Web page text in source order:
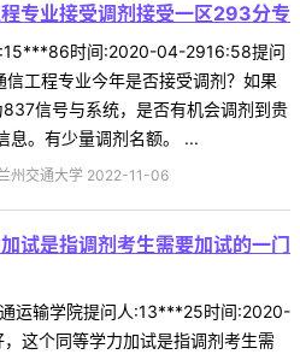
专业接受调剂接受一区293分专
:15***86时间:2020-04-2916:58提问
工程专业今年是否接受调剂？如果
信号与系统，是否有机会调剂到贵
息。有少量调剂名额。 ...
州交通大学 2022-11-06
试是指调剂考生需要加试的一门
运输学院提问人:13***25时间:2020-
这个同等学力加试是指调剂考生需